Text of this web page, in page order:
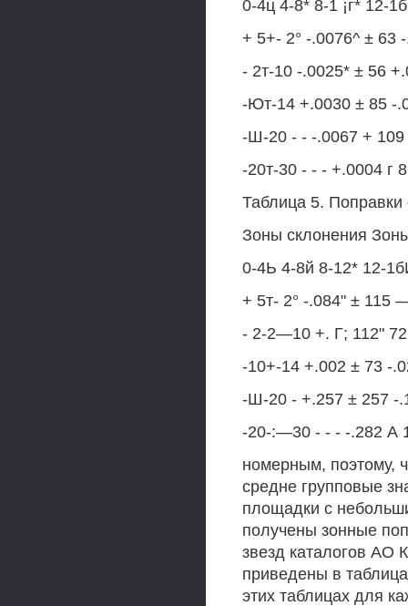
0-4ц 4-8* 8-1 ¡г* 12-
+ 5+- 2° -.0076^ ± 63
- 2т-10 -.0025* ± 56
-Ют-14 +.0030 ± 85 -
-Ш-20 - - -.0067 + 109
-20т-30 - - - +.0004 г
Таблица 5. Поправки
Зоны склонения
0-4Ь 4-8й 8-12* 12-
+ 5т- 2° -.084" ± 115
- 2-2—10 +. Г; 112"
-10+-14 +.002 ± 73 -
-Ш-20 - +.257 ± 257 -
-20-:—30 - - - -.282 А
номерным, поэтому,
средне групповые
площадки с
получены зонные
звезд каталогов АО
приведены в
этих таблицах для